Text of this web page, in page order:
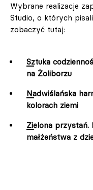
Wybrane realizacje
Studio, o których
zobaczyć tutaj:
Sztuka
na Żoliborzu
Nadwiślańska
kolorach ziemi
Zielona przystań.
małżeństwa z